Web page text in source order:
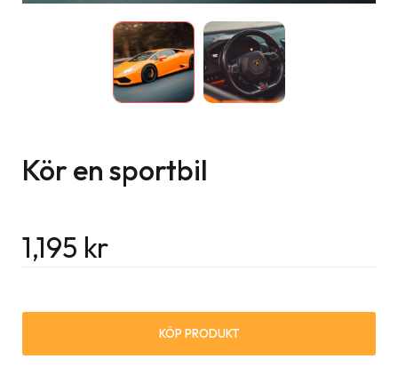
Kör en sportbil
1,195 kr
KÖP PRODUKT